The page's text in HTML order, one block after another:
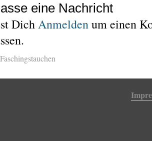
eine Nachricht
DichAnmeldenum einen